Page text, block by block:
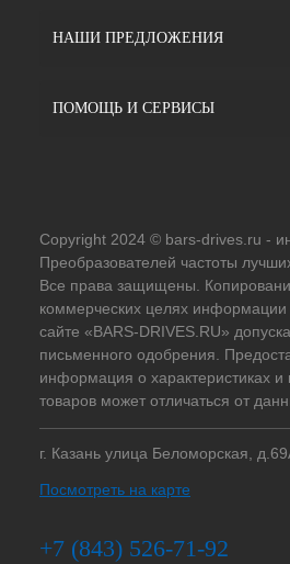
НАШИ ПРЕДЛОЖЕНИЯ
ПОМОЩЬ И СЕРВИСЫ
Copyright 2024 © bars-drives.ru -
Преобразователей частоты
Все права защищены.
коммерческих целях информации
сайте «BARS-DRIVES.RU»
письменного одобрения.
информация о характеристиках и
товаров может отличаться от
г. Казань улица Беломорская,
Посмотреть на карте
+7 (843) 526-71-92